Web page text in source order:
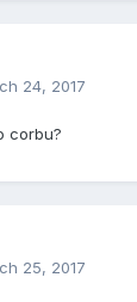
24, 2017
corbu?
25, 2017